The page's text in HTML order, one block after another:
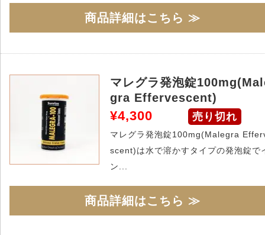
商品詳細はこちら ≫
マレグラ発泡錠
gra Effervescent)
¥4,300 売り切れ
マレグラ発泡錠100mg(Malegra
scent)は水で溶かすタイプの発泡錠で
ン...
商品詳細はこちら ≫